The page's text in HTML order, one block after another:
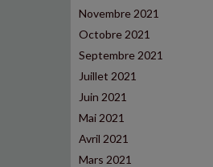
Novembre 2021
Octobre 2021
Septembre 2021
Juillet 2021
Juin 2021
Mai 2021
Avril 2021
Mars 2021